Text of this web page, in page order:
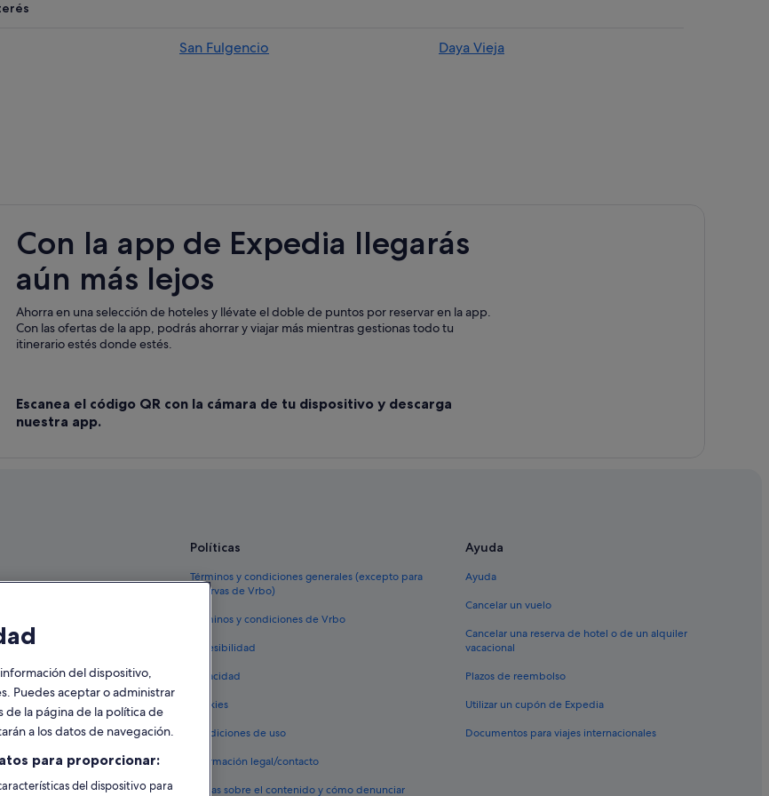
Hoteles que aceptan mascotas en Rojales
Hoteles cerca de Campo de golf La Marquesa
Casas privadas de vacaciones en Formentera del Segura
San Fulgencio
Daya Vieja
Con la app de Expedia llegarás
aún más lejos
Ahorra en una selección de hoteles y llévate el doble de puntos por reservar en la app.
Con las ofertas de la app, podrás ahorrar y viajar más mientras gestionas todo tu
itinerario estés donde estés.
Escanea el código QR con la cámara de tu dispositivo y descarga
nuestra app.
España
en España
Políticas
Términos y condiciones generales (excepto para
reservas de Vrbo)
Términos y condiciones de Vrbo
Accesibilidad
Privacidad
Cookies
Condiciones de uso
Información legal/contacto
Pautas sobre el contenido y cómo denunciar
Ayuda
Ayuda
Cancelar un vuelo
Cancelar una reserva de hotel o de un alquiler
vacacional
Plazos de reembolso
Utilizar un cupón de Expedia
Documentos para viajes internacionales
del dispositivo,
Puedes aceptar o administrar
de la página de la política de
a los datos de navegación.
para proporcionar:
del dispositivo para